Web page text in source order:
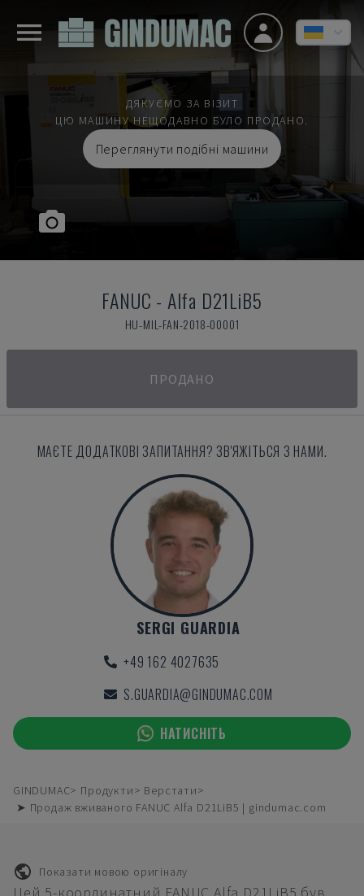
ДЯКУЄМО ЗА ВІЗИТ
ЦЮ МАШИНУ НЕЩОДАВНО БУЛО ПРОДАНО.
Переглянути подібні машини
FANUC - Alfa D21LiB5
HU-MIL-FAN-2018-00001
ПРОДАНО
МАЄТЕ ДОДАТКОВІ ЗАПИТАННЯ? ЗВ'ЯЖІТЬСЯ З НАМИ.
SERGI GUARDIA
+49 162 4027635
S.GUARDIA@GINDUMAC.COM
НАТИСНІТЬ
GINDUMAC Продукти
Верстати
➤ Продаж вживаного FANUC Alfa D21LiB5 | gindumac.com
Показати мовою оригіналу